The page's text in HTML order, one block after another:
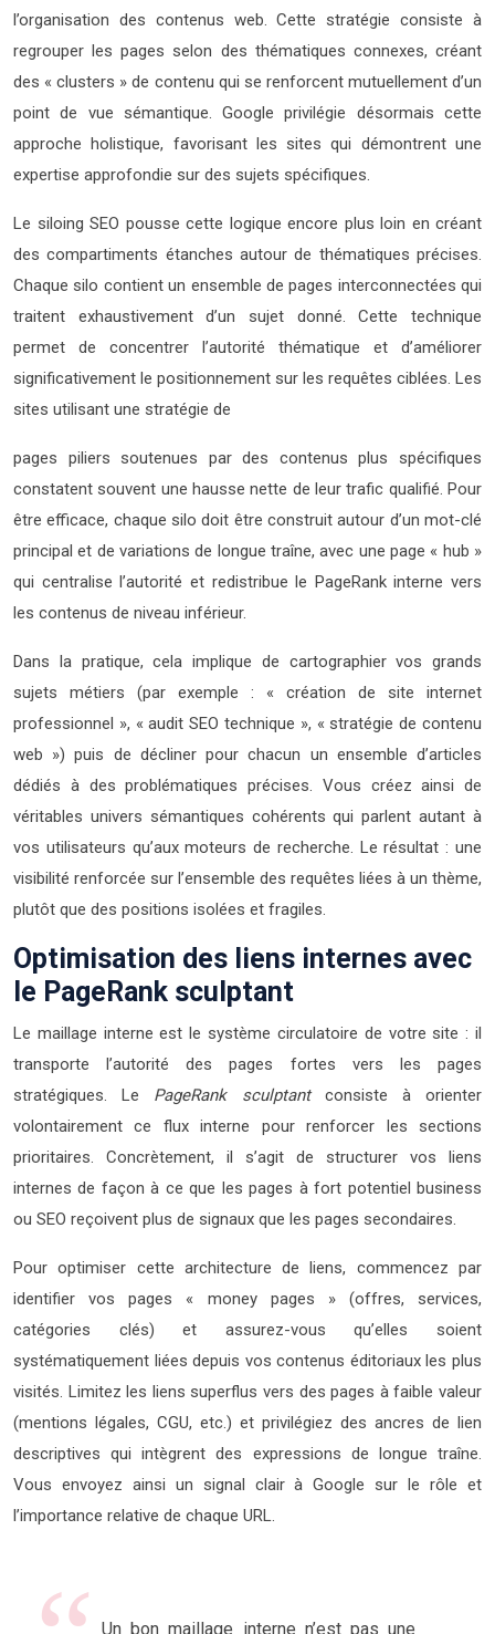
l’organisation des contenus web. Cette stratégie consiste à
regrouper les pages selon des thématiques connexes, créant
des « clusters » de contenu qui se renforcent mutuellement d’un
point de vue sémantique. Google privilégie désormais cette
approche holistique, favorisant les sites qui démontrent une
expertise approfondie sur des sujets spécifiques.
Le siloing SEO pousse cette logique encore plus loin en créant
des compartiments étanches autour de thématiques précises.
Chaque silo contient un ensemble de pages interconnectées qui
traitent exhaustivement d’un sujet donné. Cette technique
permet de concentrer l’autorité thématique et d’améliorer
significativement le positionnement sur les requêtes ciblées. Les
sites utilisant une stratégie de
pages piliers soutenues par des contenus plus spécifiques
constatent souvent une hausse nette de leur trafic qualifié. Pour
être efficace, chaque silo doit être construit autour d’un mot-clé
principal et de variations de longue traîne, avec une page « hub »
qui centralise l’autorité et redistribue le PageRank interne vers
les contenus de niveau inférieur.
Dans la pratique, cela implique de cartographier vos grands
sujets métiers (par exemple : « création de site internet
professionnel », « audit SEO technique », « stratégie de contenu
web ») puis de décliner pour chacun un ensemble d’articles
dédiés à des problématiques précises. Vous créez ainsi de
véritables univers sémantiques cohérents qui parlent autant à
vos utilisateurs qu’aux moteurs de recherche. Le résultat : une
visibilité renforcée sur l’ensemble des requêtes liées à un thème,
plutôt que des positions isolées et fragiles.
Optimisation des liens internes avec
le PageRank sculptant
Le maillage interne est le système circulatoire de votre site : il
transporte l’autorité des pages fortes vers les pages
stratégiques. Le PageRank sculptantconsiste à orienter
volontairement ce flux interne pour renforcer les sections
prioritaires. Concrètement, il s’agit de structurer vos liens
internes de façon à ce que les pages à fort potentiel business
ou SEO reçoivent plus de signaux que les pages secondaires.
Pour optimiser cette architecture de liens, commencez par
identifier vos pages « money pages » (offres, services,
catégories clés) et assurez-vous qu’elles soient
systématiquement liées depuis vos contenus éditoriaux les plus
visités. Limitez les liens superflus vers des pages à faible valeur
(mentions légales, CGU, etc.) et privilégiez des ancres de lien
descriptives qui intègrent des expressions de longue traîne.
Vous envoyez ainsi un signal clair à Google sur le rôle et
l’importance relative de chaque URL.
Un bon maillage interne n’est pas une